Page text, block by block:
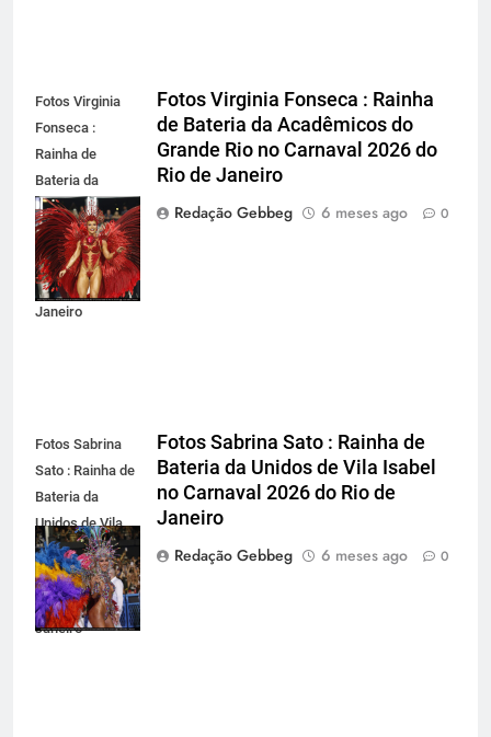
Fotos Virginia
Fonseca :
Rainha de
Bateria da
Acadêmicos do
Grande Rio no
Carnaval 2026
do Rio de
Janeiro
Fotos Virginia Fonseca : Rainha
de Bateria da Acadêmicos do
Grande Rio no Carnaval 2026 do
Rio de Janeiro
Redação Gebbeg
6 meses ago 0
Fotos Sabrina
Sato : Rainha de
Bateria da
Unidos de Vila
Isabel no
Carnaval 2026
do Rio de
Janeiro
Fotos Sabrina Sato : Rainha de
Bateria da Unidos de Vila Isabel
no Carnaval 2026 do Rio de
Janeiro
Redação Gebbeg
6 meses ago 0